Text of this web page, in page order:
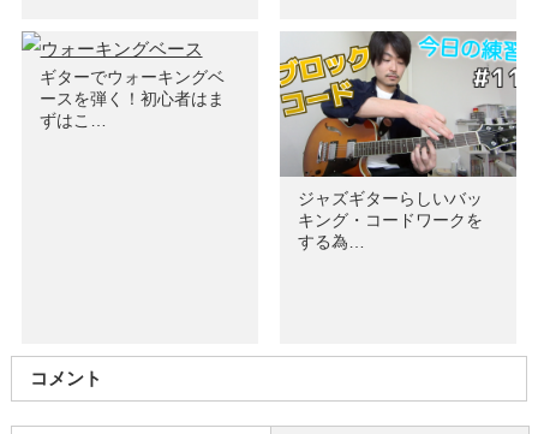
ギターでウォーキングベ
ースを弾く！初心者はま
ずはこ…
ジャズギターらしいバッ
キング・コードワークを
する為…
コメント